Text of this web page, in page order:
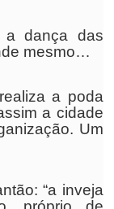
a dança das
mesmo…
a poda
a cidade
Um
“a inveja